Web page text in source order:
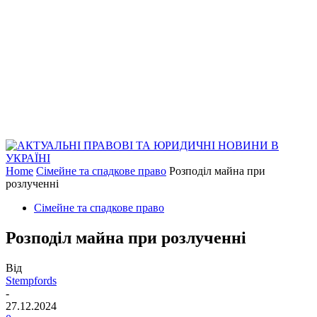
Home Сімейне та спадкове право Розподіл майна при
розлученні
Сімейне та спадкове право
Розподіл майна при розлученні
Від
Stempfords
-
27.12.2024